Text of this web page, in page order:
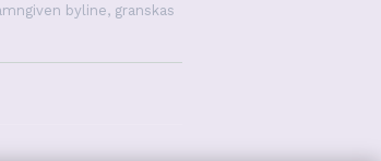
byline, granskas